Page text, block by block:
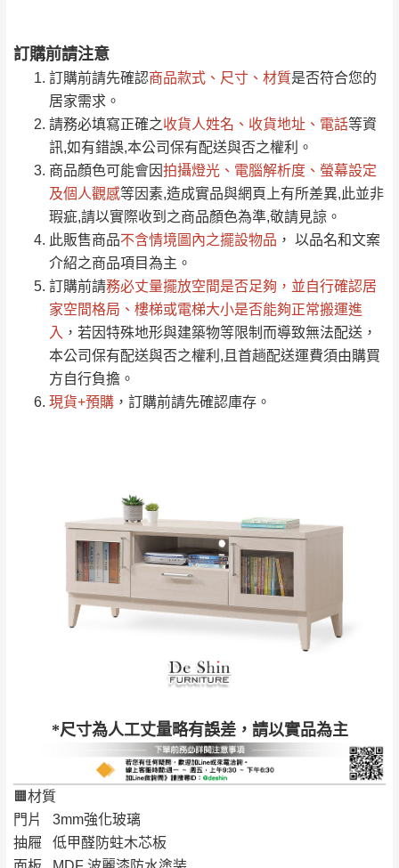
訂購前請注意
訂購前請先確認商品款式、尺寸、材質是否符合您的
居家需求。
請務必填寫正確之收貨人姓名、收貨地址、電話等資
訊,如有錯誤,本公司保有配送與否之權利。
商品顏色可能會因拍攝燈光、電腦解析度、螢幕設定
及個人觀感等因素,造成實品與網頁上有所差異,此並非
瑕疵,請以實際收到之商品顏色為準,敬請見諒。
此販售商品不含情境圖內之擺設物品 ， 以品名和文案
介紹之商品項目為主。
訂購前請務必丈量擺放空間是否足夠 ，並自行確認居
家空間格局、 樓梯或電梯大小是否能夠正常搬運進
入 ，若因特殊地形與建築物等限制而導致無法配送，
本公司保有配送與否之權利,且首趟配送運費須由購買
方自行負擔。
現貨+預購 ，訂購前請先確認庫存。
*尺寸為人工丈量略有誤差，請以實品為主
🟧材質
門片 3mm強化玻璃
抽屜 低甲醛防蛀木芯板
運 費 說 明
運送地區 運送費用
偏遠地區
（請先線上詢問 LINE
→@dershin ）
桃園
免 運
＊A108產品另收運費
復興鄉
新竹
峨眉鄉、五峰鄉、
橫山、北埔鄉、尖
石鄉、寶山鄉山
區、新埔山區、芎
新北
來、平溪、九份、
石門、林口 下福
里、新店山區、三
峽山區、石碇、坪
林、福隆、淡水山
區、北投湖山路、
深坑山區
基隆
$ 9,000以上：免
$ 9,000以下：
NT$500元
＊A108產品另收運費
基隆山區
苗栗
運費
$ 9,000以下：
注意事項：
由於品項繁多，網頁無法及時更新，如有需
要購買商品，請於出發前來電或到「官方
Line客服」來信確認商品是否有「現貨」與
「金額」。
若商品價格或庫存有異常，商家有權取消訂
單。部分網路商品恕無法更改原設計或客製，敬請
見諒！
接單後二日內(不含例假日)，我們客服會與您
電話聯絡或E-Mail通知確認訂單。
（線上客
服 LINE → @dershin）
下單前先詢問是否現貨 ，若未詢問下單後無
現貨我們客服會再來電或E-Mail與您聯絡
（洽詢方式請搜尋 Line ID →
苗栗至基隆；其它地區暫不開放，如因特殊
地型限制(山區、鄉、鎮、村)、樓梯太小、無
法搬運上樓等因素，導致無法配送，
保有出貨的權利。
保護物流人員的工作安全，賣家無提供吊掛
服務，若需以吊車或其他的吊掛方式吊運，
費用將由買方自行支付。
機當天到貨前皆會再與您通知，讓你不用整
天在家等貨，以節省您的寶貴時間。
由於百貨公司配送較為不易，故暫無法配送
至百貨公司內部。
發票寄送：
0/5 (0)筆
全部 依評論高至低排列
依評論低至高排列 只顯示附上圖片
只顯示附上評論